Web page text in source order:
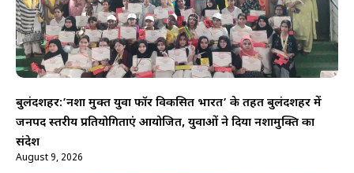
बुलंदशहर:’नशा मुक्त युवा फॉर विकसित भारत’ के तहत बुलंदशहर में
जनपद स्तरीय प्रतियोगिताएं आयोजित, युवाओं ने दिया नशामुक्ति का
संदेश
August 9, 2026